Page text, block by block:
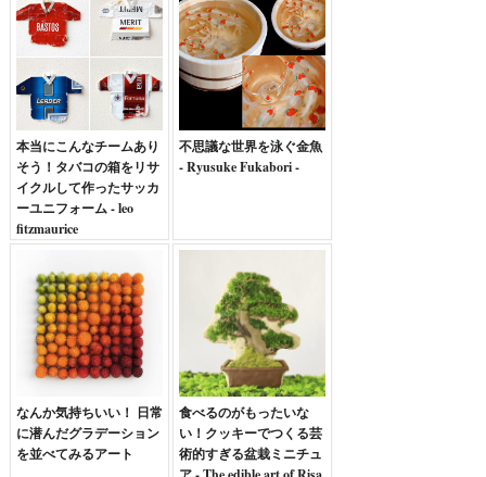
本当にこんなチームあり
そう！タバコの箱をリサ
イクルして作ったサッカ
ーユニフォーム - leo
fitzmaurice
不思議な世界を泳ぐ金魚
- Ryusuke Fukabori -
なんか気持ちいい！ 日常
に潜んだグラデーション
を並べてみるアート
食べるのがもったいな
い！クッキーでつくる芸
術的すぎる盆栽ミニチュ